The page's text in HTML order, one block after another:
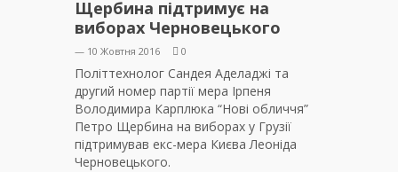
Щербина підтримує на
виборах Черновецького
— 10 Жовтня 2016 0
Політтехнолог Сандея Аделаджі та
другий номер партії мера Ірпеня
Володимира Карплюка “Нові обличчя”
Петро Щербина на виборах у Грузії
підтримував екс-мера Києва Леоніда
Черновецького.